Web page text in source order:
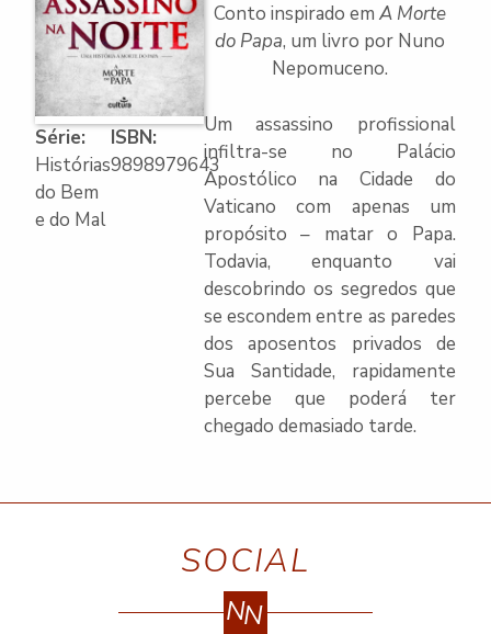
Série:
Histórias
do Bem
e do Mal
ISBN:
9898979643
Conto inspirado em A Morte
do Papa, um livro por Nuno
Nepomuceno.
Um assassino profissional
infiltra-se no Palácio
Apostólico na Cidade do
Vaticano com apenas um
propósito – matar o Papa.
Todavia, enquanto vai
descobrindo os segredos que
se escondem entre as paredes
dos aposentos privados de
Sua Santidade, rapidamente
percebe que poderá ter
chegado demasiado tarde.
SOCIAL
NN